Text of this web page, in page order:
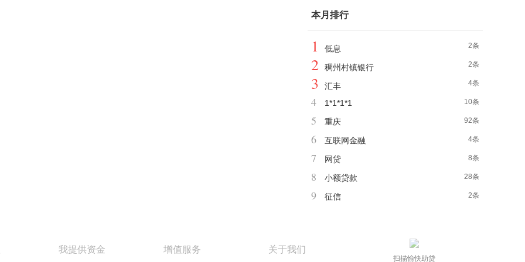
本月排行
2条
1 低息
2条
2 稠州村镇银行
4条
3 汇丰
10条
4 1*1*1*1
92条
5 重庆
4条
6 互联网金融
8条
7 网贷
28条
8 小额贷款
2条
9 征信
我提供资金 增值服务 关于我们
扫描愉快助贷